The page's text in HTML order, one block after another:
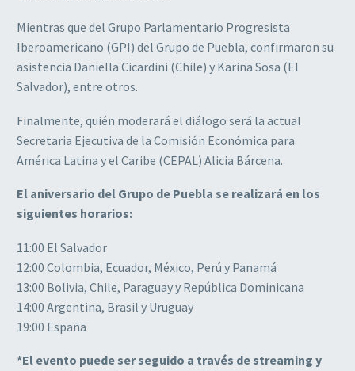
Mientras que del Grupo Parlamentario Progresista
Iberoamericano (GPI) del Grupo de Puebla, confirmaron su
asistencia Daniella Cicardini (Chile) y Karina Sosa (El
Salvador), entre otros.
Finalmente, quién moderará el diálogo será la actual
Secretaria Ejecutiva de la Comisión Económica para
América Latina y el Caribe (CEPAL) Alicia Bárcena.
El aniversario del Grupo de Puebla se realizará en los
siguientes horarios:
11:00 El Salvador
12:00 Colombia, Ecuador, México, Perú y Panamá
13:00 Bolivia, Chile, Paraguay y República Dominicana
14:00 Argentina, Brasil y Uruguay
19:00 España
*El evento puede ser seguido a través de streaming y